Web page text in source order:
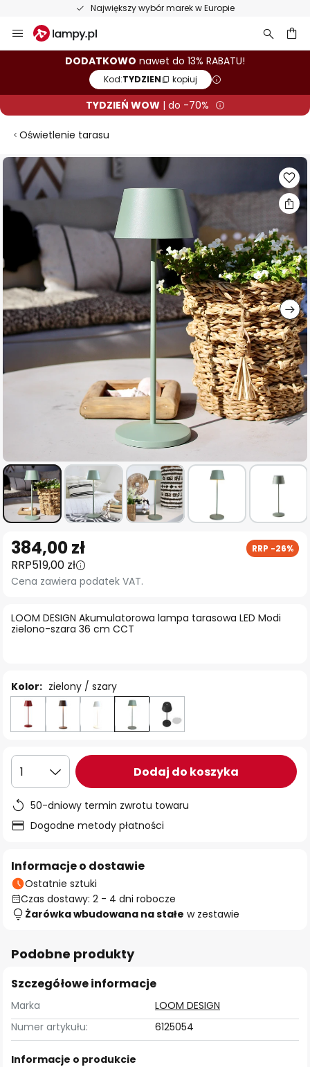
Największy wybór marek w Europie
Przejdź
do
DODATKOWO nawet do 13% RABATU!
Kod:TYDZIEN kopiuj
TYDZIEŃ WOW| do -70%
Oświetlenie tarasu
Przejdź
koniec
galerii
na
początek
galerii
LOOM DESIGN Akumulatorowa lampa tarasowa LED Modi
zielono-szara 36 cm CCT
384,00 zł RRP -26%
RRP519,00 zł
Cena zawiera podatek VAT.
Kolor: zielony / szary
1 Dodaj do koszyka
50-dniowy termin zwrotu towaru
Dogodne metody płatności
Informacje o dostawie
Ostatnie sztuki
Czas dostawy: 2 - 4 dni robocze
Żarówka wbudowana na stałe w zestawie
Podobne produkty
Szczegółowe informacje
Marka
LOOM DESIGN
Numer artykułu:
6125054
Informacje o produkcie